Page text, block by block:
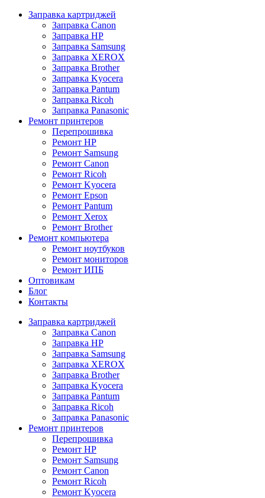
Заправка картриджей
Заправка Canon
Заправка HP
Заправка Samsung
Заправка XEROX
Заправка Brother
Заправка Kyocera
Заправка Pantum
Заправка Ricoh
Заправка Panasonic
Ремонт принтеров
Перепрошивка
Ремонт HP
Ремонт Samsung
Ремонт Canon
Ремонт Ricoh
Ремонт Kyocera
Ремонт Epson
Ремонт Pantum
Ремонт Xerox
Ремонт Brother
Ремонт компьютера
Ремонт ноутбуков
Ремонт мониторов
Ремонт ИПБ
Оптовикам
Блог
Контакты
Заправка картриджей
Заправка Canon
Заправка HP
Заправка Samsung
Заправка XEROX
Заправка Brother
Заправка Kyocera
Заправка Pantum
Заправка Ricoh
Заправка Panasonic
Ремонт принтеров
Перепрошивка
Ремонт HP
Ремонт Samsung
Ремонт Canon
Ремонт Ricoh
Ремонт Kyocera